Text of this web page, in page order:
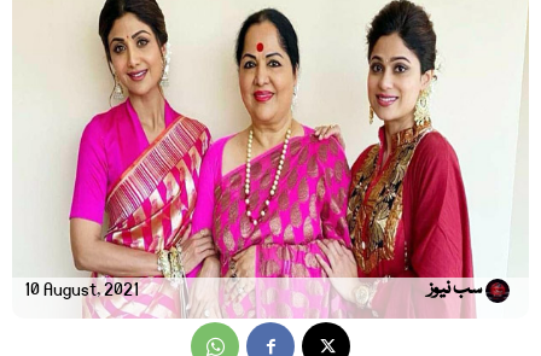
10 August, 2021 سب نیوز